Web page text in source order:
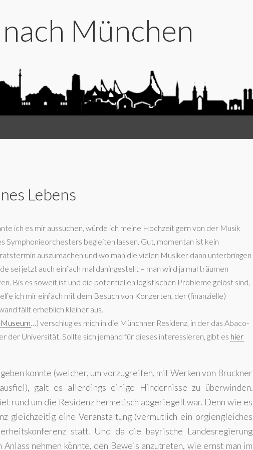
München
Lebens
ich es mir aussuchen, würde ich meine Hochzeit gern von der Musik
Symphonieorchesters begleiten lassen. Gut, momentan ist kein
auszumachen und wo man die vielen Musiker dann unterbringen
sei jetzt auch einfach mal dahingestellt – man wird ja mal träumen
Bis es soweit ist und die potentiellen logistischen Probleme gelöst sind,
ich mir einfach mit dem Besuch von Konzerten, der (finanzielle)
fällt erheblich kleiner aus.
Museum…) verschlug es mich in die Münchner Residenz, in der das Abaco-
der Universität. Sollte sich jemand für dieses interessieren, gibt es hier
konnte (welcher, um vorzugreifen, mit Werken von Bruckner
galt es allerdings einige Hindernisse zu überwinden.
rund um die Residenz hermetisch abgeriegelt war. Denn wie es
gleichzeitig eine Veranstaltung (vermutlich ein orgiengleiches
statt. Und da die bayrische Landesregierung
nehmen könnte, den Beweis anzutreten, wie ernst man im